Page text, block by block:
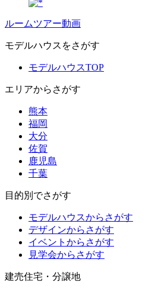
ルームツアー動画
モデルハウスをさがす
モデルハウスTOP
エリアからさがす
熊本
福岡
大分
佐賀
鹿児島
千葉
目的別でさがす
モデルハウスからさがす
デザインからさがす
イベントからさがす
見学会からさがす
建売住宅・分譲地